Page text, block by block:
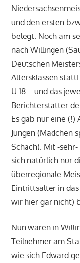
und den ersten
belegt. Noch am
nach Willingen
Deutschen
Altersklassen
U 18 – und das
Berichterstatter
Es gab nur eine (!)
Jungen (Mädchen
Schach). Mit -
sich natürlich nur
überregionale
Eintrittsalter in das
wir hier gar nicht)
Nun waren in
Teilnehmer am
wie sich Edward